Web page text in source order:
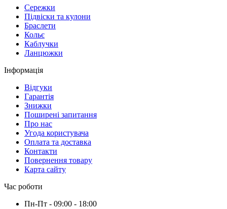
Сережки
Підвіски та кулони
Браслети
Кольє
Каблучки
Ланцюжки
Інформація
Вiдгуки
Гарантія
Знижки
Поширені запитання
Про нас
Угода користувача
Оплата та доставка
Контакти
Повернення товару
Карта сайту
Час роботи
Пн-Пт - 09:00 - 18:00